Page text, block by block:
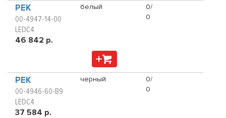
PEK
00-4947-14-00
LEDC4
46 842 р.
белый
0/
0
PEK
00-4946-60-B9
LEDC4
37 584 р.
черный
0/
0